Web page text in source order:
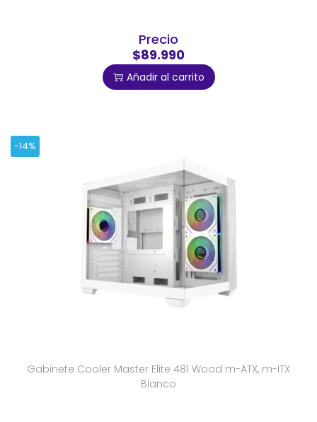
Precio
$89.990
Añadir al carrito
-14%
Gabinete Cooler Master Elite 481 Wood m-ATX, m-ITX
Blanco